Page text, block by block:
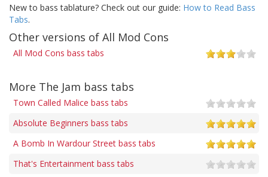
New to bass tablature? Check out our guide: How to Read Bass
Tabs.
Other versions of All Mod Cons
All Mod Cons bass tabs
More The Jam bass tabs
Town Called Malice bass tabs
Absolute Beginners bass tabs
A Bomb In Wardour Street bass tabs
That's Entertainment bass tabs